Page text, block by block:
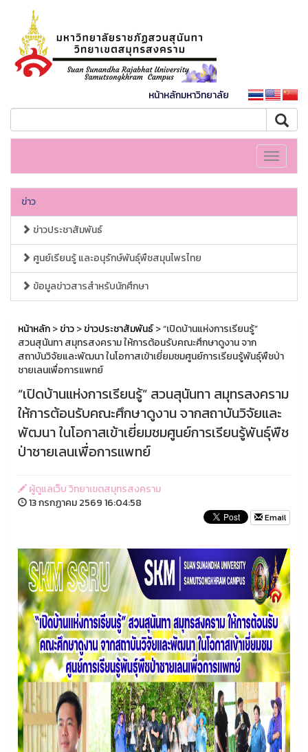
หน้าหลักมหาวิทยาลัย
Toggle
ข่าว
ข่าวประชาสัมพันธ์
ศูนย์เรียนรู้ และอนุรักษ์พันธุ์พืชสมุนไพรไทย
ข้อมูลข่าวสารสำหรับนักศึกษา
หน้าหลัก>ข่าว>ข่าวประชาสัมพันธ์> “เปิดบ้านแห่งการเรียนรู้”
สวนสุนันทา สมุทรสงคราม ให้การต้อนรับคณะศึกษาดูงาน จาก
สถาบันวิจัยและพัฒนา ในโอกาสเข้าเยี่ยมชมศูนย์การเรียนรู้พันธุ์พืชป่า
ชายเลนเพื่อการแพทย์
“เปิดบ้านแห่งการเรียนรู้” สวนสุนันทา สมุทรสงคราม
ให้การต้อนรับคณะศึกษาดูงาน จากสถาบันวิจัยและ
พัฒนา ในโอกาสเข้าเยี่ยมชมศูนย์การเรียนรู้พันธุ์พืช
ป่าชายเลนเพื่อการแพทย์
ผู้ดูแลเว็บ วิทยาเขตสมุทรสงคราม
13 กรกฏาคม 2569 16:04:58
Email